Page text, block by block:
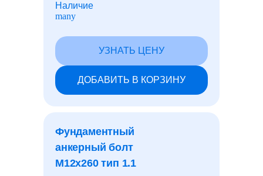
Дюралевый прокат
Медный прокат
Латунный прокат
Наличие
many
УЗНАТЬ ЦЕНУ
ДОБАВИТЬ В КОРЗИНУ
Фундаментный
анкерный болт
М12x260 тип 1.1